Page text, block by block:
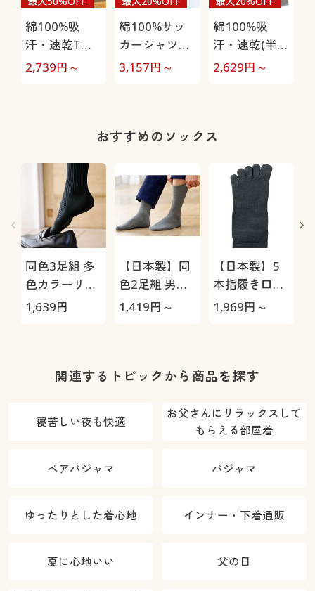
綿100%吸
汗・速乾Tタ
イプパジャマ
2,739円～
綿100%サッ
カーシャツパ
ジャマ(男女兼
3,157円～
綿100%吸
汗・速乾(半袖
&ハーフパン
2,629円～
おすすめのソックス
同色3足組 多
色カラーリブ
ソックス/男の
1,639円
【日本製】同
色2足組 男の
履き口ゆった
1,419円～
【日本製】5
本指履き口ゆ
ったりソック
1,969円～
関連するトピックから商品を探す
寝苦しい夜も快適
お父さんにリラックスして
もらえる部屋着
ペアパジャマ パジャマ
ゆったりとした着心地 インナー・下着通販
夏に心地いい 父の日